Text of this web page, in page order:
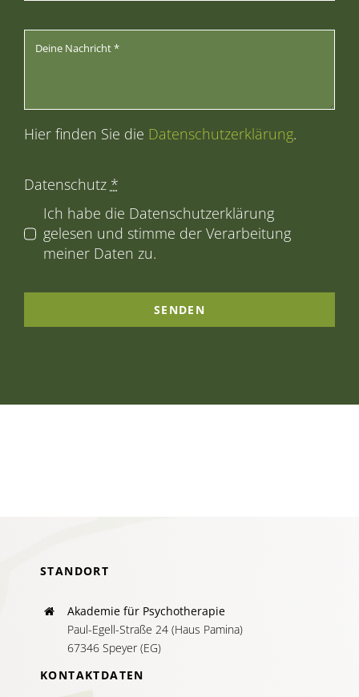
Hier finden Sie die Datenschutzerklärung.
Datenschutz *
Ich habe die Datenschutzerklärung
gelesen und stimme der Verarbeitung
meiner Daten zu.
SENDEN
STANDORT
Akademie für Psychotherapie
Paul-Egell-Straße 24 (Haus Pamina)
67346 Speyer (EG)
KONTAKTDATEN